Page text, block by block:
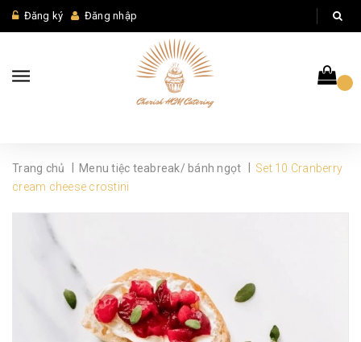
Đăng ký Đăng nhập
Trang chủ Menu tiệc teabreak/ bánh ngọt
Set 10 Cranberry
cream cheese crostini